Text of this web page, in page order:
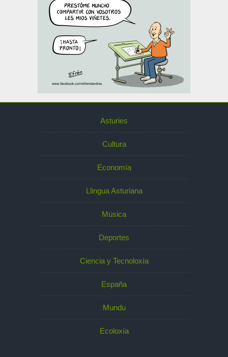
Asturies
Cultura
Economía
Llingua Asturiana
Música
Deportes
Ciencia y Tecnoloxía
España
Mundu
Ecoloxía